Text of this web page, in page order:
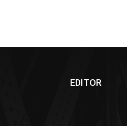
EDITOR